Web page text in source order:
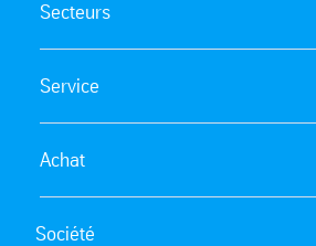
Secteurs
Service
Achat
Société